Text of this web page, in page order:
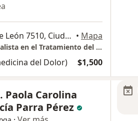
Calle Pedro Rosales de León 7510, Ciudad Juarez • Mapa
Médico Algólogo Especialista en el Tratamiento del Dolor - Hospital Poliplaza Médica Consultorio 5 Planta Baja Hospital
del Dolor) $1,500
Paola Carolina
Parra Pérez